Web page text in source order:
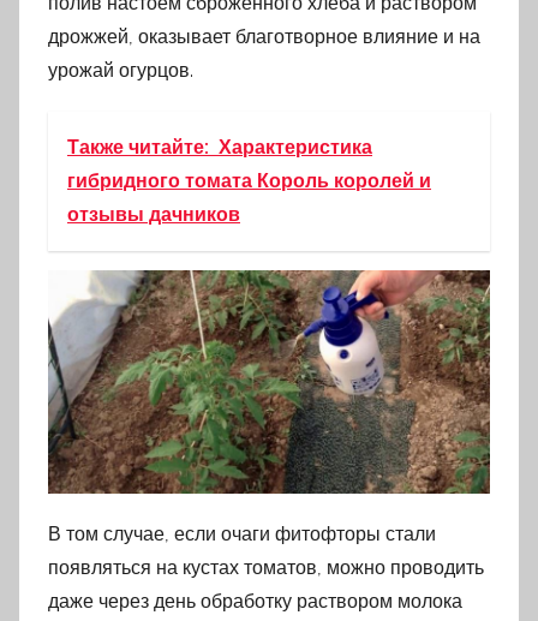
дрожжей, оказывает благотворное влияние и на
урожай огурцов.
Также читайте: Характеристика
гибридного томата Король королей и
отзывы дачников
В том случае, если очаги фитофторы стали
появляться на кустах томатов, можно проводить
даже через день обработку раствором молока